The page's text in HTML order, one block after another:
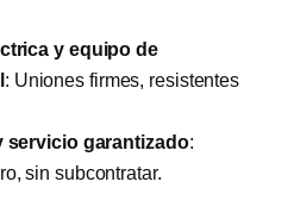
y equipo de
: Uniones firmes, resistentes
servicio garantizado:
sin subcontratar.